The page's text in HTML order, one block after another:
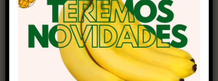
De acordo com a análise do instituto, os
estoques para o encerramento da temporada
2023/24 são muito inferiores ao que seria
considerado estratégico.
Ainda assim, a expectativa é de que até o mês